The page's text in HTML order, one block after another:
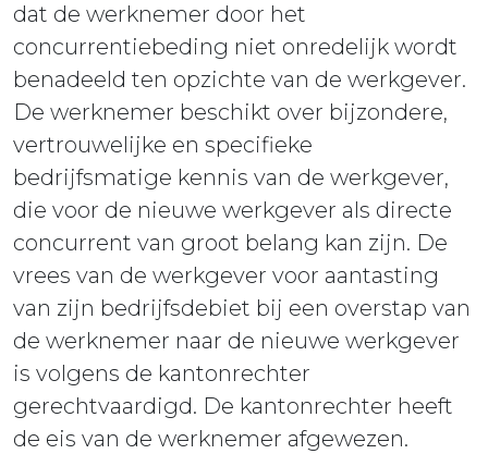
dat de werknemer door het
concurrentiebeding niet onredelijk wordt
benadeeld ten opzichte van de werkgever.
De werknemer beschikt over bijzondere,
vertrouwelijke en specifieke
bedrijfsmatige kennis van de werkgever,
die voor de nieuwe werkgever als directe
concurrent van groot belang kan zijn. De
vrees van de werkgever voor aantasting
van zijn bedrijfsdebiet bij een overstap van
de werknemer naar de nieuwe werkgever
is volgens de kantonrechter
gerechtvaardigd. De kantonrechter heeft
de eis van de werknemer afgewezen.